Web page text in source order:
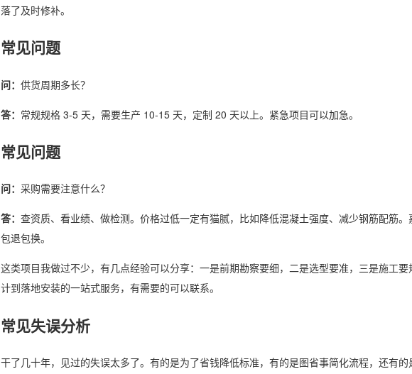
落了及时修补。
常见问题
问： 供货周期多长？
答： 常规规格 3-5 天，需要生产 10-15 天，定制 20 天以上。紧急项目可以加急。
常见问题
问： 采购需要注意什么？
答： 查资质、看业绩、做检测。价格过低一定有猫腻，比如降低混凝土强度、减少钢筋配筋
包退包换。
这类项目我做过不少，有几点经验可以分享：一是前期勘察要细，二是选型要准，三是施工
计到落地安装的一站式服务，有需要的可以联系。
常见失误分析
干了几十年，见过的失误太多了。有的是为了省钱降低标准，有的是图省事简化流程，还有